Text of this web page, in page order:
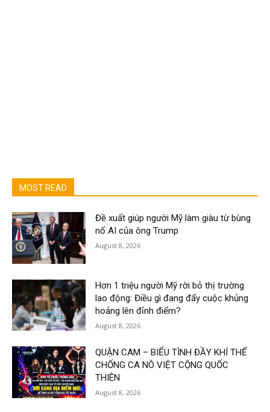
MOST READ
Đề xuất giúp người Mỹ làm giàu từ bùng
nổ AI của ông Trump
August 8, 2026
Hơn 1 triệu người Mỹ rời bỏ thị trường
lao động: Điều gì đang đẩy cuộc khủng
hoảng lên đỉnh điểm?
August 8, 2026
QUẬN CAM – BIỂU TÌNH ĐẦY KHÍ THẾ
CHỐNG CA NÔ VIỆT CỘNG QUỐC
THIÊN
August 8, 2026